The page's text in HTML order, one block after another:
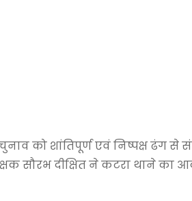
को शांतिपूर्ण एवं निष्पक्ष ढंग
सौरभ दीक्षितने कटरा थाने का